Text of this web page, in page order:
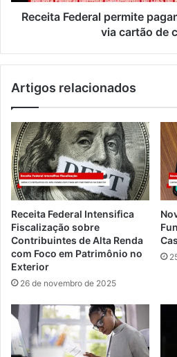
Receita Federal permite
via cartão de
Artigos relacionados
Receita Federal Intensifica
Fiscalização sobre
Contribuintes de Alta Renda
com Foco em Patrimônio no
Exterior
26 de novembro de 2025